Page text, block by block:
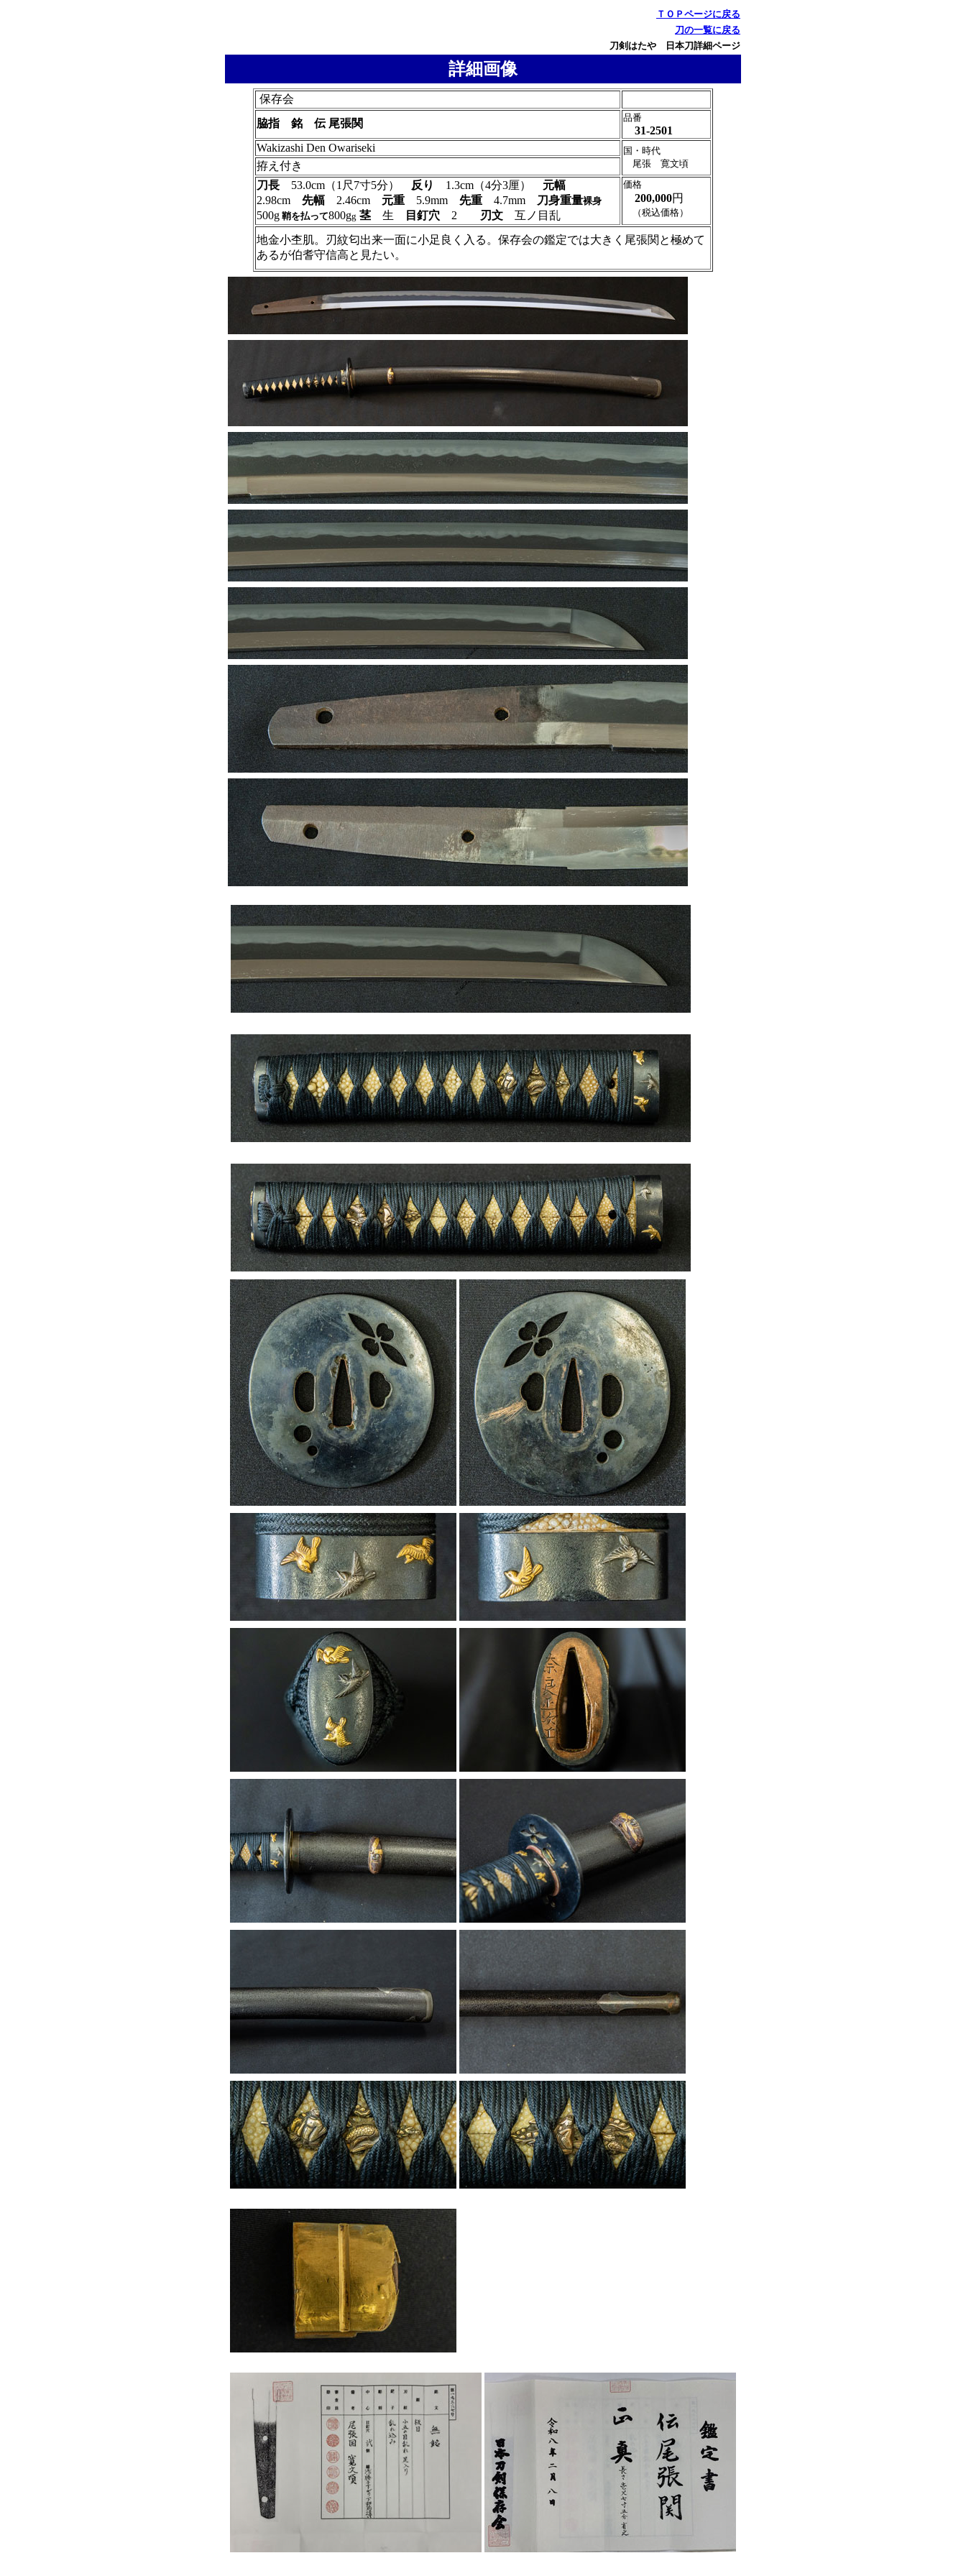
ＴＯＰページに戻る
刀の一覧に戻る
刀剣はたや 日本刀詳細ページ
詳細画像
保存会
脇指 銘 伝 尾張関
品番
31-2501
Wakizashi Den Owariseki
国・時代
尾張 寛文頃
拵え付き
刀長 53.0cm（1尺7寸5分） 反り 1.3cm（4分3厘） 元幅
2.98cm 先幅 2.46cm 元重 5.9mm 先重 4.7mm 刀身重量裸身
500g 鞘を払って800gg 茎 生 目釘穴 2 刃文 互ノ目乱
価格
200,000円
（税込価格）
地金小杢肌。刃紋匂出来一面に小足良く入る。保存会の鑑定では大きく尾張関と極めて
あるが伯耆守信高と見たい。